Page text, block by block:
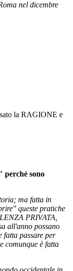
nel dicembre
la RAGIONE e
perché sono
ma fatta in
queste pratiche
PRIVATA,
all'anno possano
fatta passare per
comunque è fatta